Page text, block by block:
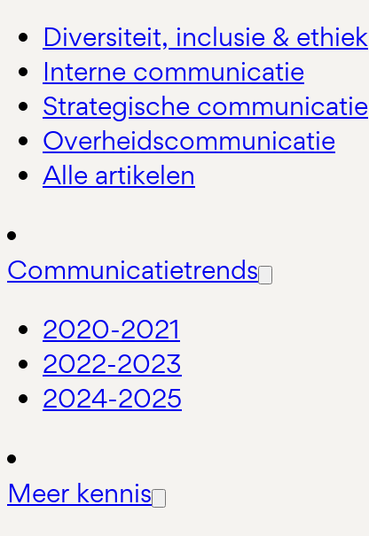
Diversiteit, inclusie & ethiek
Interne communicatie
Strategische communicatie
Overheidscommunicatie
Alle artikelen
Communicatietrends
2020-2021
2022-2023
2024-2025
Meer kennis